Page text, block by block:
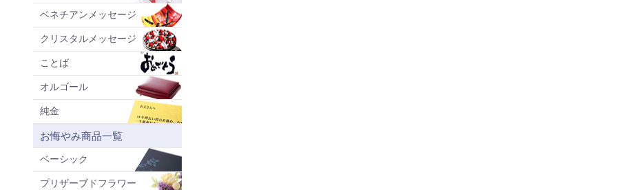
ベネチアンメッセージ
クリスタルメッセージ
ことば
オルゴール
純金
お悔やみ商品一覧
ベーシック
プリザーブドフラワー